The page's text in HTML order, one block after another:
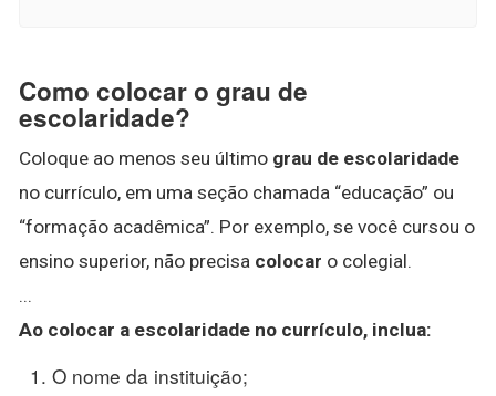
Como colocar o grau de
escolaridade?
Coloque ao menos seu último grau de escolaridade
no currículo, em uma seção chamada “educação” ou
“formação acadêmica”. Por exemplo, se você cursou o
ensino superior, não precisa colocar o colegial.
...
Ao colocar a escolaridade no currículo, inclua:
O nome da instituição;